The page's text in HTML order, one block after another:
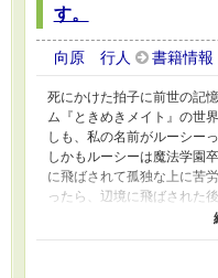
す。
向原 行人 書籍情報
死にかけた拍子に前世の記
ム『ときめきメイト』の世
しも、私の名前がルーシー
しかもルーシーは魔法学園
に飛ばされて孤独な上に苦
ったら、辺境に飛ばされた
園に居る内に習得しておけ
と思ったら、いきなりゲー